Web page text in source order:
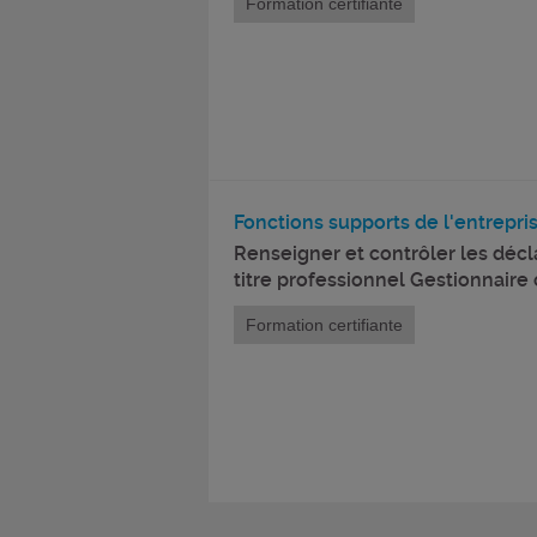
Fonctions supports de
Renseigner et contrôler les
titre professionnel Gestionnaire
Formation certifiante